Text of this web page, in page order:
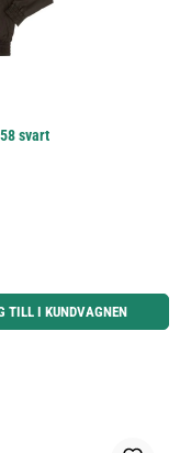
svart
för att öka eller minska kvantiteten.
TILL I KUNDVAGNEN